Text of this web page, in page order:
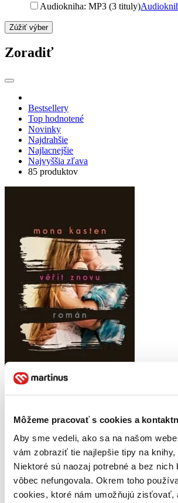
Môžeme pracovať s cookies a
Aby sme vedeli, ako sa na našom
vám zobraziť tie najlepšie tipy na
Niektoré sú naozaj potrebné a bez nich
vôbec nefungovala. Okrem toho
cookies, ktoré nám umožňujú zisťovať,
Audiokniha: MP3 (3 tituly)
Zúžiť výber
Zoradiť
Bestsellery
Top hodnotené
Novinky
Najdrahšie
Najlacnejšie
Najvyššia zľava
85 produktov
Mona Kasten
2. diel sérieZnovu
Dawn si užívá života na univerzitě ve
baví, daří se jí psát novely, jak si vždy vysnila,
skvělých přátel. Jen jedno jí kazí náladu…